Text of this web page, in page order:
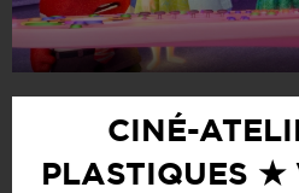
CINÉ-
PLASTIQUES ★